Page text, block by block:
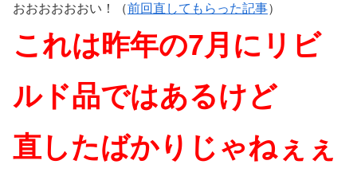
おおおおおおい！（前回直してもらった記事）
これは昨年の7月に リビ
ルド品ではあるけど
直したばかりじゃねぇぇ